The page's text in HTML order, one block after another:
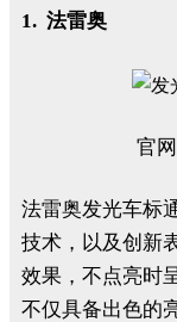
1. 法雷奥
官
法雷奥发光车标
技术，以及创新
效果，不点亮时
不仅具备出色的